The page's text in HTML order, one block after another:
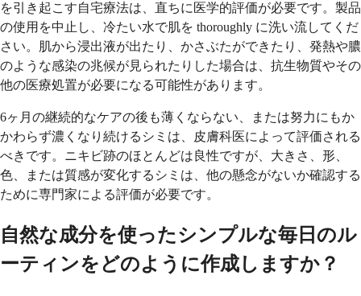
を引き起こす自宅療法は、直ちに医学的評価が必要です。製品
の使用を中止し、冷たい水で肌を thoroughly に洗い流してくだ
さい。肌から浸出液が出たり、かさぶたができたり、発熱や膿
のような感染の兆候が見られたりした場合は、抗生物質やその
他の医療処置が必要になる可能性があります。
6ヶ月の継続的なケアの後も薄くならない、または努力にもか
かわらず濃くなり続けるシミは、皮膚科医によって評価される
べきです。ニキビ跡のほとんどは良性ですが、大きさ、形、
色、または質感が変化するシミは、他の懸念がないか確認する
ために専門家による評価が必要です。
自然な成分を使ったシンプルな毎日のル
ーティンをどのように作成しますか？